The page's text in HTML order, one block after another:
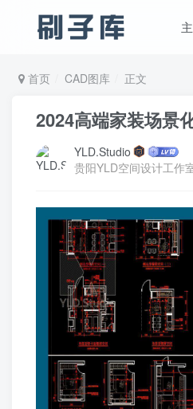
首页 CAD图库 正文
2024高端家装场景
YLD.Studio
贵阳YLD空间设计工作